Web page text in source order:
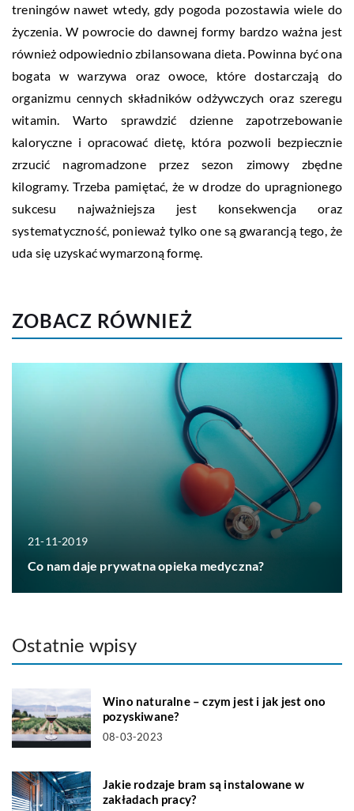
treningów nawet wtedy, gdy pogoda pozostawia wiele do
życzenia. W powrocie do dawnej formy bardzo ważna jest
również odpowiednio zbilansowana dieta. Powinna być ona
bogata w warzywa oraz owoce, które dostarczają do
organizmu cennych składników odżywczych oraz szeregu
witamin. Warto sprawdzić dzienne zapotrzebowanie
kaloryczne i opracować dietę, która pozwoli bezpiecznie
zrzucić nagromadzone przez sezon zimowy zbędne
kilogramy. Trzeba pamiętać, że w drodze do upragnionego
sukcesu najważniejsza jest konsekwencja oraz
systematyczność, ponieważ tylko one są gwarancją tego, że
uda się uzyskać wymarzoną formę.
ZOBACZ RÓWNIEŻ
21-11-2019
Co nam daje prywatna opieka medyczna?
Ostatnie wpisy
Wino naturalne – czym jest i jak jest ono
pozyskiwane?
08-03-2023
Jakie rodzaje bram są instalowane w
zakładach pracy?